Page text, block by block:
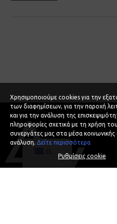
Χρησιμοποιούμε cookies για την
των διαφημίσεων, για την παροχή
και για την ανάλυση της
πληροφορίες σχετικά με τη χρήση
συνεργάτες μας στα μέσα
ανάλυση. Δείτε περισσότερα
Ρυθμίσεις cookie